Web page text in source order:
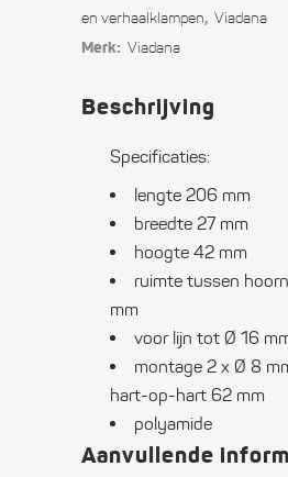
voor
lijn
quantity
en verhaal­klampen, Viadana
Merk: Viadana
Beschrijving
Specificaties:
lengte 206 mm
breedte 27 mm
hoogte 42 mm
ruimte tussen
mm
voor lijn tot Ø 16
montage 2 x Ø 8
hart-op-hart 62 mm
polyamide
Aanvullende